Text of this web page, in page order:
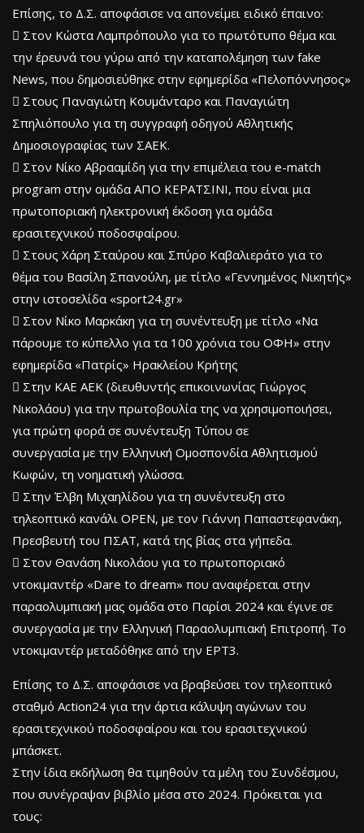
Επίσης, το Δ.Σ. αποφάσισε να απονείμει ειδικό έπαινο:
 Στον Κώστα Λαμπρόπουλο για το πρωτότυπο θέμα και
την έρευνά του γύρω από την καταπολέμηση των fake
News, που δημοσιεύθηκε στην εφημερίδα «Πελοπόννησος»
 Στους Παναγιώτη Κουμάνταρο και Παναγιώτη
Σπηλιόπουλο για τη συγγραφή οδηγού Αθλητικής
Δημοσιογραφίας των ΣΑΕΚ.
 Στον Νίκο Αβρααμίδη για την επιμέλεια του e-match
program στην ομάδα ΑΠΟ ΚΕΡΑΤΣΙΝΙ, που είναι μια
πρωτοποριακή ηλεκτρονική έκδοση για ομάδα
ερασιτεχνικού ποδοσφαίρου.
 Στους Χάρη Σταύρου και Σπύρο Καβαλιεράτο για το
θέμα του Βασίλη Σπανούλη, με τίτλο «Γεννημένος Νικητής»
στην ιστοσελίδα «sport24.gr»
 Στον Νίκο Μαρκάκη για τη συνέντευξη με τίτλο «Να
πάρουμε το κύπελλο για τα 100 χρόνια του ΟΦΗ» στην
εφημερίδα «Πατρίς» Ηρακλείου Κρήτης
 Στην ΚΑΕ ΑΕΚ (διευθυντής επικοινωνίας Γιώργος
Νικολάου) για την πρωτοβουλία της να χρησιμοποιήσει,
για πρώτη φορά σε συνέντευξη Τύπου σε
συνεργασία με την Ελληνική Ομοσπονδία Αθλητισμού
Κωφών, τη νοηματική γλώσσα.
 Στην Έλβη Μιχαηλίδου για τη συνέντευξη στο
τηλεοπτικό κανάλι OPEN, με τον Γιάννη Παπαστεφανάκη,
Πρεσβευτή του ΠΣΑΤ, κατά της βίας στα γήπεδα.
 Στον Θανάση Νικολάου για το πρωτοποριακό
ντοκιμαντέρ «Dare to dream» που αναφέρεται στην
παραολυμπιακή μας ομάδα στο Παρίσι 2024 και έγινε σε
συνεργασία με την Ελληνική Παραολυμπιακή Επιτροπή. Το
ντοκιμαντέρ μεταδόθηκε από την ΕΡΤ3.
Επίσης το Δ.Σ. αποφάσισε να βραβεύσει τον τηλεοπτικό
σταθμό Action24 για την άρτια κάλυψη αγώνων του
ερασιτεχνικού ποδοσφαίρου και του ερασιτεχνικού
μπάσκετ.
Στην ίδια εκδήλωση θα τιμηθούν τα μέλη του Συνδέσμου,
που συνέγραψαν βιβλίο μέσα στο 2024. Πρόκειται για
τους: